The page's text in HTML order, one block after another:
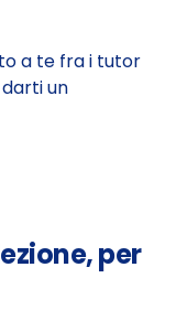
a te fra i tutor
un
per